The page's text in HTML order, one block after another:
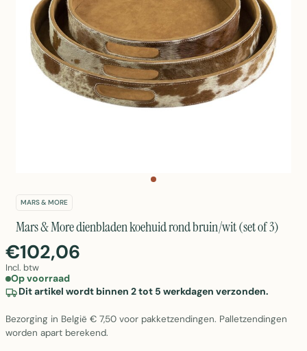
MARS & MORE
Mars & More dienbladen koehuid rond bruin/wit (set of 3)
€102,06
Incl. btw
Op voorraad
Dit artikel wordt binnen 2 tot 5 werkdagen verzonden.
Bezorging in België € 7,50 voor pakketzendingen. Palletzendingen
worden apart berekend.